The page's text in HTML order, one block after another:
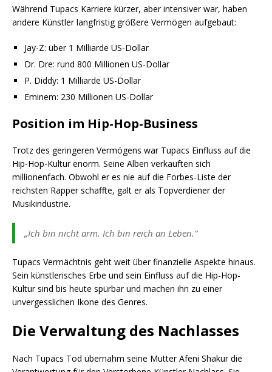
Während Tupacs Karriere kürzer, aber intensiver war, haben
andere Künstler langfristig größere Vermögen aufgebaut:
Jay-Z: über 1 Milliarde US-Dollar
Dr. Dre: rund 800 Millionen US-Dollar
P. Diddy: 1 Milliarde US-Dollar
Eminem: 230 Millionen US-Dollar
Position im Hip-Hop-Business
Trotz des geringeren Vermögens war Tupacs Einfluss auf die
Hip-Hop-Kultur enorm. Seine Alben verkauften sich
millionenfach. Obwohl er es nie auf die Forbes-Liste der
reichsten Rapper schaffte, galt er als Topverdiener der
Musikindustrie.
„Ich bin nicht arm. Ich bin reich an Leben.“
Tupacs Vermächtnis geht weit über finanzielle Aspekte hinaus.
Sein künstlerisches Erbe und sein Einfluss auf die Hip-Hop-
Kultur sind bis heute spürbar und machen ihn zu einer
unvergesslichen Ikone des Genres.
Die Verwaltung des Nachlasses
Nach Tupacs Tod übernahm seine Mutter Afeni Shakur die